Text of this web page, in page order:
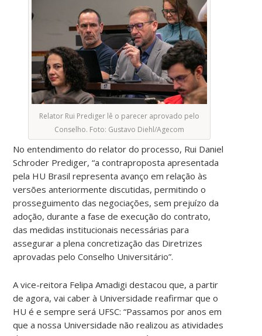
Relator Rui Prediger lê o parecer aprovado pelo
Conselho. Foto: Gustavo Diehl/Agecom
No entendimento do relator do processo, Rui Daniel
Schroder Prediger, “a contraproposta apresentada
pela HU Brasil representa avanço em relação às
versões anteriormente discutidas, permitindo o
prosseguimento das negociações, sem prejuízo da
adoção, durante a fase de execução do contrato,
das medidas institucionais necessárias para
assegurar a plena concretização das Diretrizes
aprovadas pelo Conselho Universitário”.
A vice-reitora Felipa Amadigi destacou que, a partir
de agora, vai caber à Universidade reafirmar que o
HU é e sempre será UFSC: “Passamos por anos em
que a nossa Universidade não realizou as atividades